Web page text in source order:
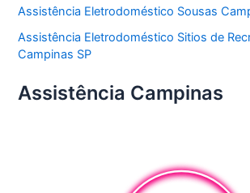
Assistência Eletrodoméstico Sousas
Assistência Eletrodoméstico Sitios de
Campinas SP
Assistência Campinas